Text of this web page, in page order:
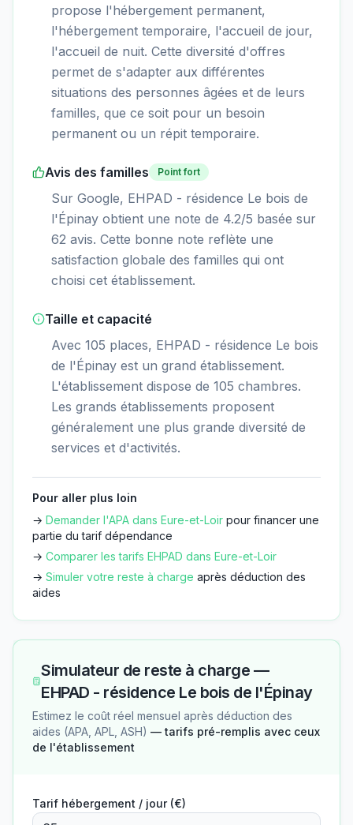
propose l'hébergement permanent,
l'hébergement temporaire, l'accueil de jour,
l'accueil de nuit. Cette diversité d'offres
permet de s'adapter aux différentes
situations des personnes âgées et de leurs
familles, que ce soit pour un besoin
permanent ou un répit temporaire.
Avis des familles Point fort
Sur Google, EHPAD - résidence Le bois de
l'Épinay obtient une note de 4.2/5 basée sur
62 avis. Cette bonne note reflète une
satisfaction globale des familles qui ont
choisi cet établissement.
Taille et capacité
Avec 105 places, EHPAD - résidence Le bois
de l'Épinay est un grand établissement.
L'établissement dispose de 105 chambres.
Les grands établissements proposent
généralement une plus grande diversité de
services et d'activités.
Pour aller plus loin
→ Demander l'APA dans Eure-et-Loir pour financer une
partie du tarif dépendance
→ Comparer les tarifs EHPAD dans Eure-et-Loir
→ Simuler votre reste à charge après déduction des
aides
Simulateur de reste à charge —
EHPAD - résidence Le bois de l'Épinay
Estimez le coût réel mensuel après déduction des
aides (APA, APL, ASH) — tarifs pré-remplis avec ceux
de l'établissement
Tarif hébergement / jour (€)